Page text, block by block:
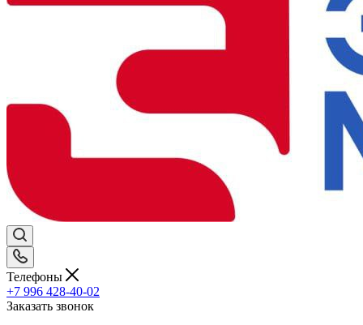
Телефоны
+7 996 428-40-02
Заказать звонок